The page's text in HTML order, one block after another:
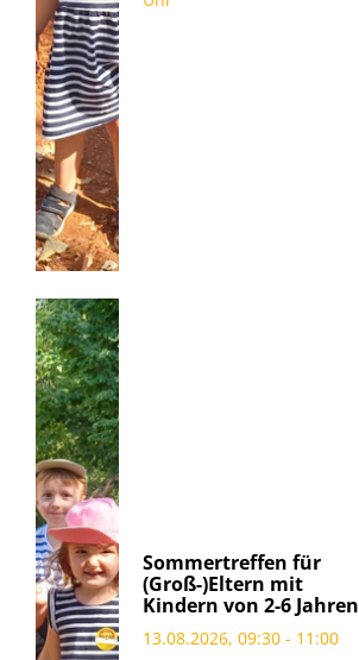
Sommertreffen für
(Groß-)Eltern mit
Kindern von 2-6 Jahren
13.08.2026, 09:30 - 11:00